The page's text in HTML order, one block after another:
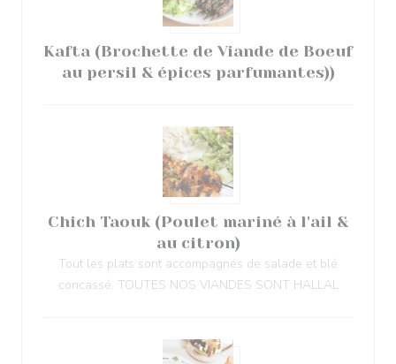
Kafta (Brochette de Viande de Boeuf
au persil & épices parfumantes))
Chich Taouk (Poulet mariné à l'ail &
au citron)
Tout les plats sont accompagnés de salade et blé
concassé. TOUTES NOS VIANDES SONT HALLAL